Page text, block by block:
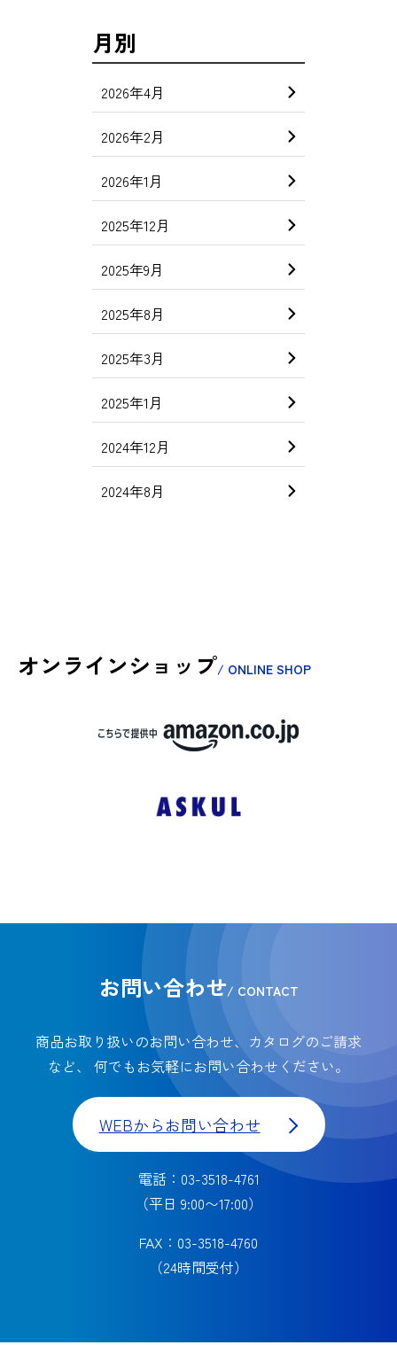
月別
2026年4月
2026年2月
2026年1月
2025年12月
2025年9月
2025年8月
2025年3月
2025年1月
2024年12月
2024年8月
オンラインショップ/ ONLINE SHOP
お問い合わせ/ CONTACT
商品お取り扱いのお問い合わせ、カタログのご請求
など、
何でもお気軽にお問い合わせください。
WEBからお問い合わせ
電話：03-3518-4761
（平日 9:00〜17:00）
FAX：03-3518-4760
（24時間受付）